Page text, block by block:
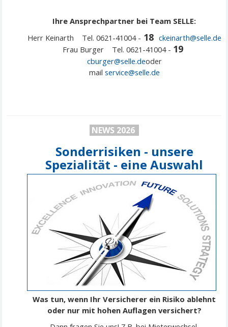
Ihre Ansprechpartner bei Team SELLE:
Herr Keinarth Tel. 0621-41004 - 18 ckeinarth@selle.de
Frau Burger Tel. 0621-41004 - 19
cburger@selle.deoder
mail service@selle.de
NEWS 2026
Sonderrisiken - unsere
Spezialität - eine Auswahl
Was tun, wenn Ihr Versicherer ein Risiko ablehnt
oder nur mit hohen Auflagen versichert?